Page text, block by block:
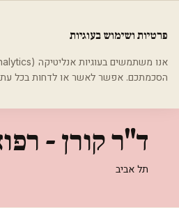
בית קטגוריות אסתטיקה רפואית
ד"ר קורן -
תל אביב
פרטיות ושימוש בעוגיות
הסכמתכם. אפשר לאשר או לדחות בכל